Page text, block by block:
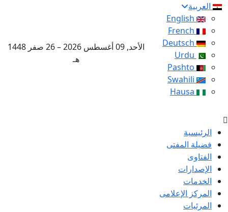
العربية
الأحد, 09 أغسطس 2026 – 26 صفر 1448
هـ
الرئيسية
فضيلة المفتى
الفتاوى
الإصدارات
الخدمات
المركز الإعلامى
المرئيات